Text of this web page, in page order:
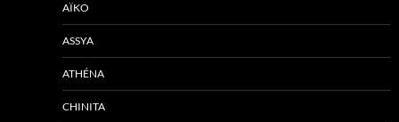
AÏKO
ASSYA
ATHÉNA
CHINITA